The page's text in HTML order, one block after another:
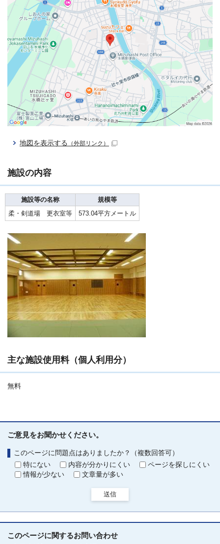
地図を表示する （外部リンク）
施設の内容
施設等の名称
規模等
柔・剣道場 更衣室等
573.04平方メートル
主な施設使用料（個人利用分）
無料
ご意見をお聞かせください。
このページに問題点はありましたか？（複数回答可）
特にない
内容が分かりにくい
ページを探しにくい
情報が少ない
文章量が多い
送信
このページに関するお問い合わせ